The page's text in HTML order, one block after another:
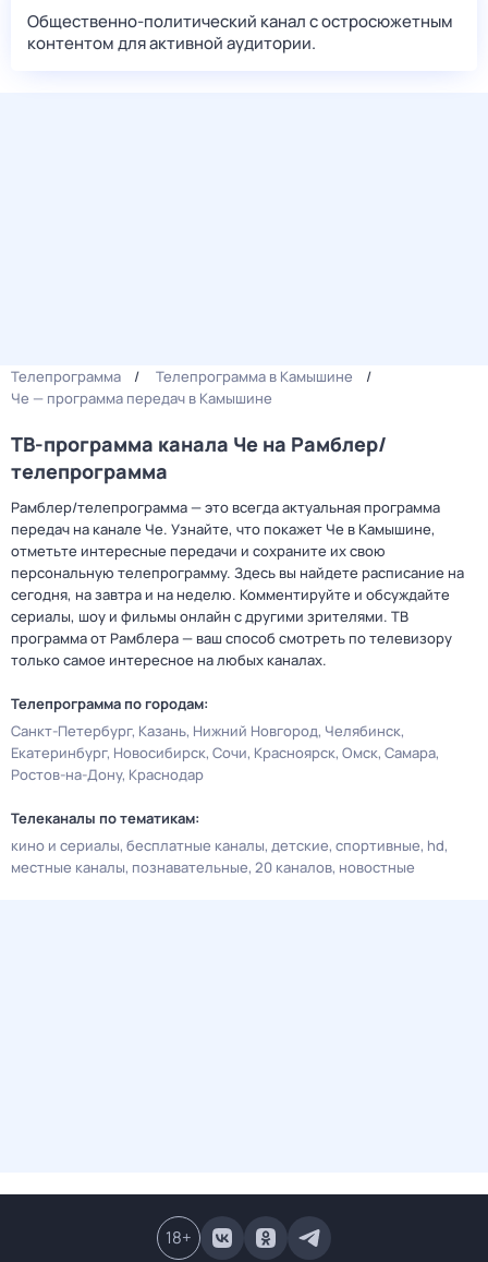
Общественно-политический канал с остросюжетным
контентом для активной аудитории.
Телепрограмма
Телепрограмма в Камышине
Че — программа передач в Камышине
ТВ-программа канала Че на Рамблер/
телепрограмма
Рамблер/телепрограмма — это всегда актуальная программа
передач на канале Че. Узнайте, что покажет Че в Камышине,
отметьте интересные передачи и сохраните их свою
персональную телепрограмму. Здесь вы найдете расписание на
сегодня, на завтра и на неделю. Комментируйте и обсуждайте
сериалы, шоу и фильмы онлайн с другими зрителями. ТВ
программа от Рамблера — ваш способ смотреть по телевизору
только самое интересное на любых каналах.
Телепрограмма по городам:
Санкт-Петербург Казань Нижний Новгород Челябинск
Екатеринбург Новосибирск Сочи Красноярск Омск Самара
Ростов-на-Дону Краснодар
Телеканалы по тематикам:
кино и сериалы бесплатные каналы детские спортивные hd
местные каналы познавательные 20 каналов новостные
18+